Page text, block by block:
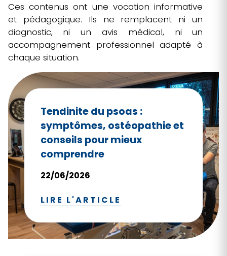
Ces contenus ont une vocation informative
et pédagogique. Ils ne remplacent ni un
diagnostic, ni un avis médical, ni un
accompagnement professionnel adapté à
chaque situation.
Tendinite du psoas :
symptômes, ostéopathie et
conseils pour mieux
comprendre
22/06/2026
LIRE L'ARTICLE